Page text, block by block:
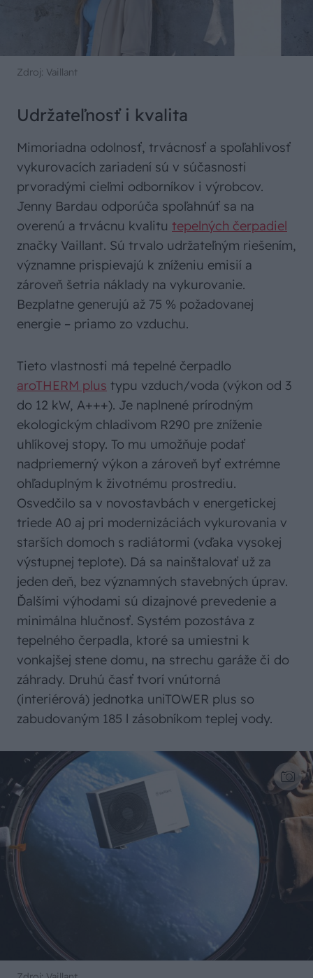
Zdroj: Vaillant
Udržateľnosť i kvalita
Mimoriadna odolnosť, trvácnosť a spoľahlivosť
vykurovacích zariadení sú v súčasnosti
prvoradými cieľmi odborníkov i výrobcov.
Jenny Bardau odporúča spoľahnúť sa na
overenú a trvácnu kvalitu tepelných čerpadiel
značky Vaillant. Sú trvalo udržateľným riešením,
významne prispievajú k zníženiu emisií a
zároveň šetria náklady na vykurovanie.
Bezplatne generujú až 75 % požadovanej
energie – priamo zo vzduchu.
Tieto vlastnosti má tepelné čerpadlo
aroTHERM plus typu vzduch/voda (výkon od 3
do 12 kW, A+++). Je naplnené prírodným
ekologickým chladivom R290 pre zníženie
uhlíkovej stopy. To mu umožňuje podať
nadpriemerný výkon a zároveň byť extrémne
ohľaduplným k životnému prostrediu.
Osvedčilo sa v novostavbách v energetickej
triede A0 aj pri modernizáciách vykurovania v
starších domoch s radiátormi (vďaka vysokej
výstupnej teplote). Dá sa nainštalovať už za
jeden deň, bez významných stavebných úprav.
Ďalšími výhodami sú dizajnové prevedenie a
minimálna hlučnosť. Systém pozostáva z
tepelného čerpadla, ktoré sa umiestni k
vonkajšej stene domu, na strechu garáže či do
záhrady. Druhú časť tvorí vnútorná
(interiérová) jednotka uniTOWER plus so
zabudovaným 185 l zásobníkom teplej vody.